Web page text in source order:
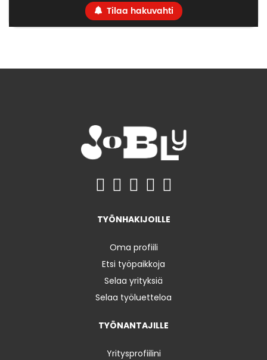
Tilaa hakuvahti
TYÖNHAKIJOILLE
Oma profiili
Etsi työpaikkoja
Selaa yrityksiä
Selaa työluetteloa
TYÖNANTAJILLE
Yritysprofiilini